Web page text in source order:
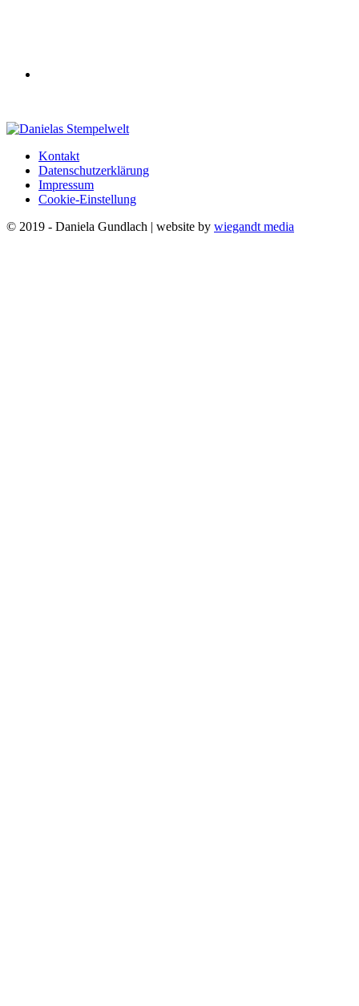
Kontakt
Datenschutzerklärung
Impressum
Cookie-Einstellung
© 2019 - Daniela Gundlach | website by wiegandt media